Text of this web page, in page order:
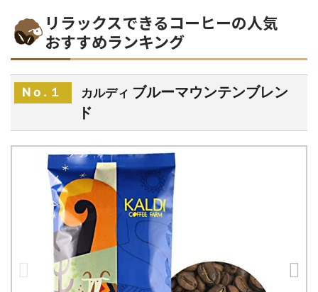
リラックスできるコーヒーの人気
おすすめランキング
No.１ カルディ ブルーマウンテンブレン
ド